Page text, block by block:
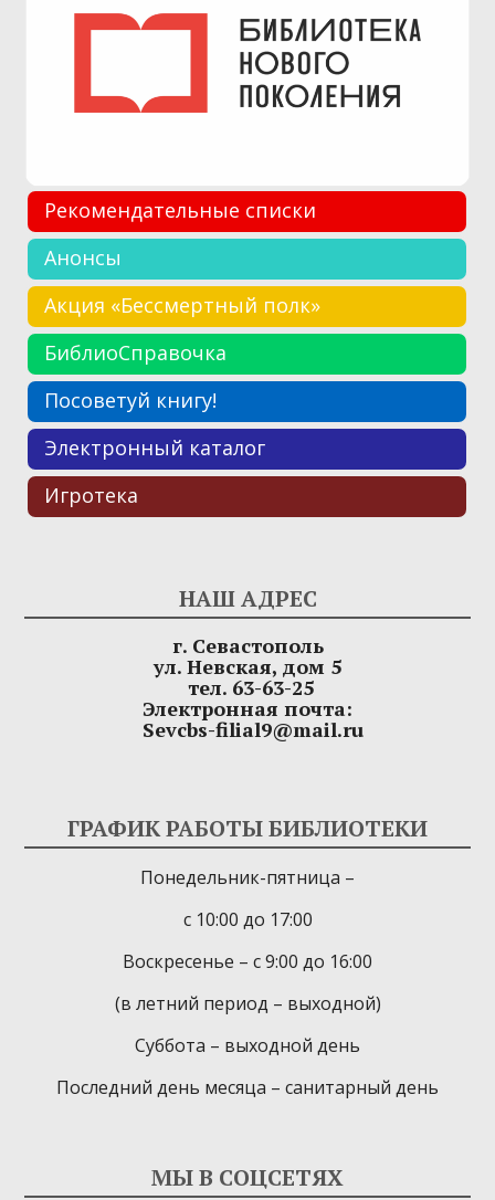
Рекомендательные списки
Анонсы
Акция «Бессмертный полк»
БиблиоСправочка
Посоветуй книгу!
Электронный каталог
Игротека
НАШ АДРЕС
г. Севастополь
ул. Невская, дом 5
тел. 63-63-25
Электронная почта:
Sevcbs-filial9@mail.ru
ГРАФИК РАБОТЫ БИБЛИОТЕКИ
Понедельник-пятница –
с 10:00 до 17:00
Воскресенье – с 9:00 до 16:00
(в летний период – выходной)
Суббота – выходной день
Последний день месяца – санитарный день
МЫ В СОЦСЕТЯХ